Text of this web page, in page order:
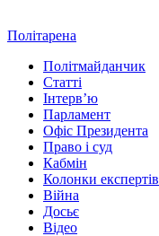
Політарена
Політмайданчик
Статті
Інтервʼю
Парламент
Офіс Президента
Право і суд
Кабмін
Колонки експертів
Війна
Досьє
Відео